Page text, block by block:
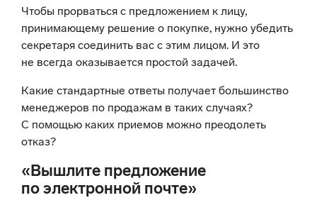
Чтобы прорваться с предложением к лицу,
принимающему решение о покупке, нужно убедить
секретаря соединить вас с этим лицом. И это
не всегда оказывается простой задачей.
Какие стандартные ответы получает большинство
менеджеров по продажам в таких случаях?
С помощью каких приемов можно преодолеть
отказ?
«Вышлите предложение
по электронной почте»